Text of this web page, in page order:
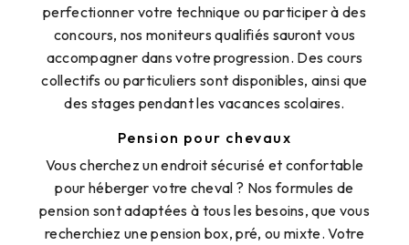
perfectionner votre technique ou participer à des
concours, nos moniteurs qualifiés sauront vous
accompagner dans votre progression. Des cours
collectifs ou particuliers sont disponibles, ainsi que
des stages pendant les vacances scolaires.
Pension pour chevaux
Vous cherchez un endroit sécurisé et confortable
pour héberger votre cheval ? Nos formules de
pension sont adaptées à tous les besoins, que vous
recherchiez une pension box, pré, ou mixte. Votre